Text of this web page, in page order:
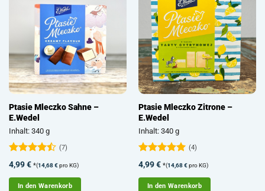
Ptasie Mleczko Sahne –
E.Wedel
Inhalt: 340 g
Bewertet
mit 4.43
von 5
(7)
4,99€ *(14,68€pro KG)
In den Warenkorb
Ptasie Mleczko Zitrone –
E.Wedel
Inhalt: 340 g
Bewertet
mit 5von
5
(4)
4,99€ *(14,68€pro KG)
In den Warenkorb